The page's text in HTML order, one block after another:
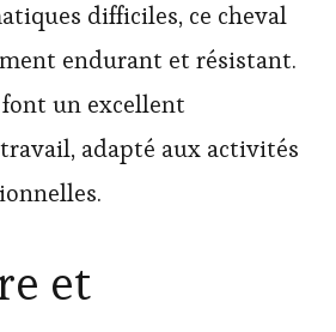
difficiles, ce cheval
endurant et résistant.
un excellent
adapté aux activités
et